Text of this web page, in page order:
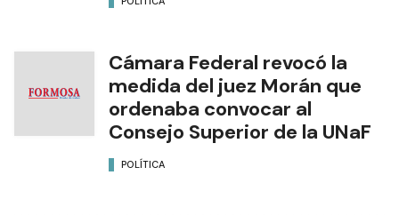
Cámara Federal revocó la
medida del juez Morán que
ordenaba convocar al
Consejo Superior de la UNaF
POLÍTICA